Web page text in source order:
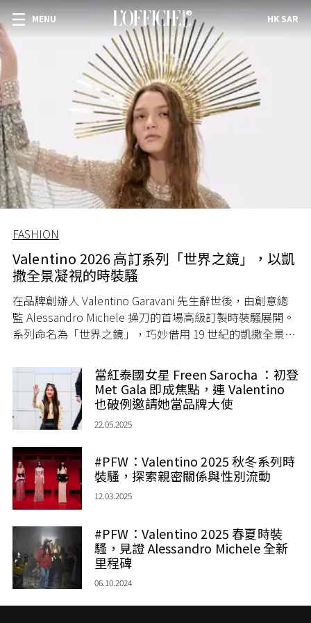
MENU HK SAR
FASHION
Valentino 2026 高訂系列「世界之鏡」，以凱
撒全景凝視的時裝騷
在品牌創辦人 Valentino Garavani 先生辭世後，由創意總
監 Alessandro Michele 操刀的首場高級訂製時裝騷展開。
系列命名為「世界之鏡」，巧妙借用 19 世紀的凱撒全景裝
緯的空間。
當紅泰國女星 Freen Sarocha ：初登
Met Gala 即成焦點，連 Valentino
也破例邀請她當品牌大使
22.05.2025
#PFW：Valentino 2025 秋冬系列時
裝騷，探索親密關係與性別流動
12.03.2025
#PFW：Valentino 2025 春夏時裝
騷，見證 Alessandro Michele 全新
里程碑
06.10.2024